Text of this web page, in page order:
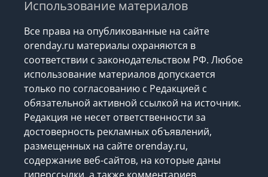
Использование материалов
Все права на опубликованные на сайте
orenday.ru материалы охраняются в
соответствии с законодательством РФ. Любое
использование материалов допускается
только по согласованию с Редакцией с
обязательной активной ссылкой на источник.
Редакция не несет ответственности за
достоверность рекламных объявлений,
размещенных на сайте orenday.ru,
содержание веб-сайтов, на которые даны